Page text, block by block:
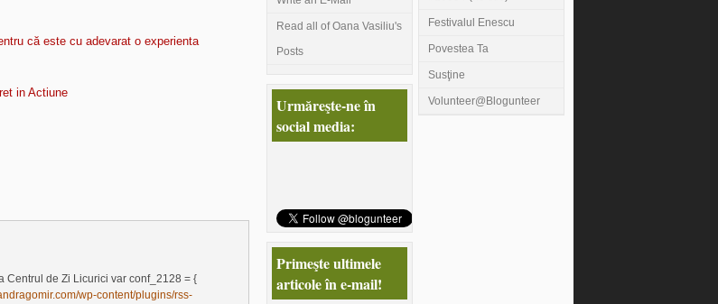
că este cu adevarat o experienta
in Actiune
Centrul de Zi Licurici var conf_2128 = {
wp-content/plugins/rss-
Read all of Oana Vasiliu's
Posts
Urmăreşte-ne în
social media:
Primeşte ultimele
articole în e-mail!
Festivalul Enescu
Povestea Ta
Susţine
Volunteer@Blogunteer